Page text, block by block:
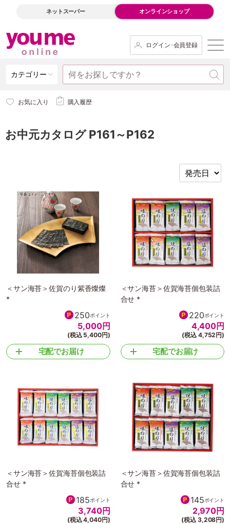
ネットスーパー オンラインショップ
ログイン･会員登録
カテゴリー
お気に入り 購入履歴
お中元カタログ P161～P162
＜サン海苔＞佐賀のり紫香燦燦
*
250ポイント
5,000円
(税込 5,400円)
宅配でお届け
＜サン海苔＞佐賀海苔個包装詰
合せ *
220ポイント
4,400円
(税込 4,752円)
宅配でお届け
＜サン海苔＞佐賀海苔個包装詰
合せ *
185ポイント
3,740円
(税込 4,040円)
＜サン海苔＞佐賀海苔個包装詰
合せ *
145ポイント
2,970円
(税込 3,208円)